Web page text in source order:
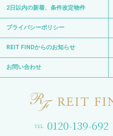
2日以内の新着、条件改定物件
プライバシーポリシー
REIT FINDからのお知らせ
お問い合わせ
0120-139-692